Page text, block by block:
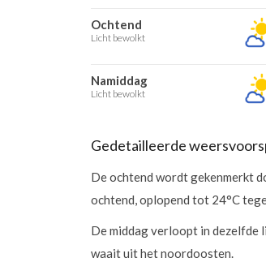
Ochtend
Licht bewolkt
Namiddag
Licht bewolkt
Gedetailleerde
De ochtend wordt gekenmerkt
ochtend, oplopend tot 24°C
De middag verloopt in dezelfde
waait uit het noordoosten.